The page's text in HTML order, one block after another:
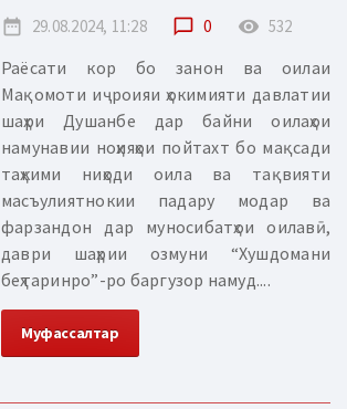
date_range 29.08.2024, 11:28 chat_bubble_outline 0 remove_red_eye 532
Раёсати кор бо занон ва оилаи
Мақомоти иҷроияи ҳокимияти давлатии
шаҳри Душанбе дар байни оилаҳои
намунавии ноҳияҳои пойтахт бо мақсади
таҳкими ниҳоди оила ва тақвияти
масъулиятнокии падару модар ва
фарзандон дар муносибатҳои оилавӣ,
даври шаҳрии озмуни “Хушдомани
беҳтаринро”-ро баргузор намуд....
Муфассалтар